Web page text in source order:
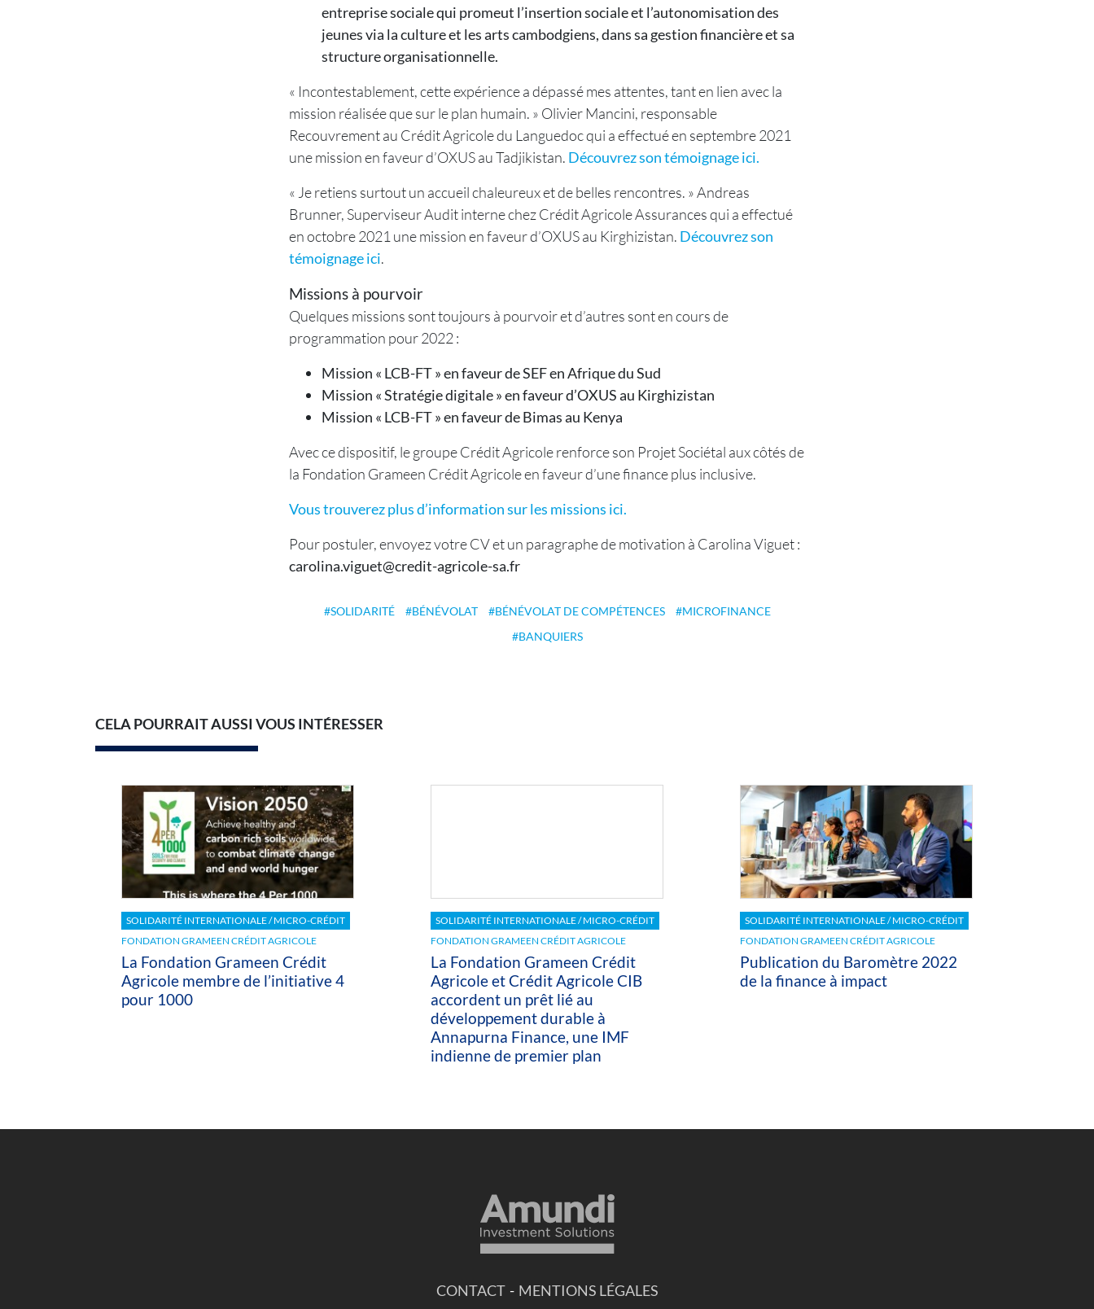
entreprise sociale qui promeut l’insertion sociale et l’autonomisation des
jeunes via la culture et les arts cambodgiens, dans sa gestion financière et sa
structure organisationnelle.
« Incontestablement, cette expérience a dépassé mes attentes, tant en lien avec la
mission réalisée que sur le plan humain. » Olivier Mancini, responsable
Recouvrement au Crédit Agricole du Languedoc qui a effectué en septembre 2021
une mission en faveur d’OXUS au Tadjikistan. Découvrez son témoignage ici.
« Je retiens surtout un accueil chaleureux et de belles rencontres. » Andreas
Brunner, Superviseur Audit interne chez Crédit Agricole Assurances qui a effectué
en octobre 2021 une mission en faveur d’OXUS au Kirghizistan. Découvrez son
témoignage ici.
Missions à pourvoir
Quelques missions sont toujours à pourvoir et d’autres sont en cours de
programmation pour 2022 :
Mission « LCB-FT » en faveur de SEF en Afrique du Sud
Mission « Stratégie digitale » en faveur d’OXUS au Kirghizistan
Mission « LCB-FT » en faveur de Bimas au Kenya
Avec ce dispositif, le groupe Crédit Agricole renforce son Projet Sociétal aux côtés de
la Fondation Grameen Crédit Agricole en faveur d’une finance plus inclusive.
Vous trouverez plus d’information sur les missions ici.
Pour postuler, envoyez votre CV et un paragraphe de motivation à Carolina Viguet :
carolina.viguet@credit-agricole-sa.fr
SOLIDARITÉ BÉNÉVOLAT BÉNÉVOLAT DE COMPÉTENCES
MICROFINANCE
BANQUIERS
CELA POURRAIT AUSSI VOUS INTÉRESSER
SOLIDARITÉ INTERNATIONALE / MICRO-CRÉDIT
FONDATION GRAMEEN CRÉDIT AGRICOLE
La Fondation Grameen Crédit
Agricole membre de l’initiative 4
pour 1000
SOLIDARITÉ INTERNATIONALE / MICRO-CRÉDIT
FONDATION GRAMEEN CRÉDIT AGRICOLE
La Fondation Grameen Crédit
Agricole et Crédit Agricole CIB
accordent un prêt lié au
développement durable à
Annapurna Finance, une IMF
indienne de premier plan
SOLIDARITÉ INTERNATIONALE / MICRO-CRÉDIT
FONDATION GRAMEEN CRÉDIT AGRICOLE
Publication du Baromètre 2022
de la finance à impact
CONTACT - MENTIONS LÉGALES